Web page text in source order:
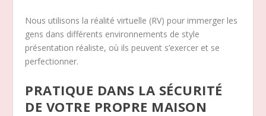
Nous utilisons la réalité virtuelle (RV) pour immerger les
gens dans différents environnements de style
présentation réaliste, où ils peuvent s’exercer et se
perfectionner.
PRATIQUE DANS LA SÉCURITÉ
DE VOTRE PROPRE MAISON